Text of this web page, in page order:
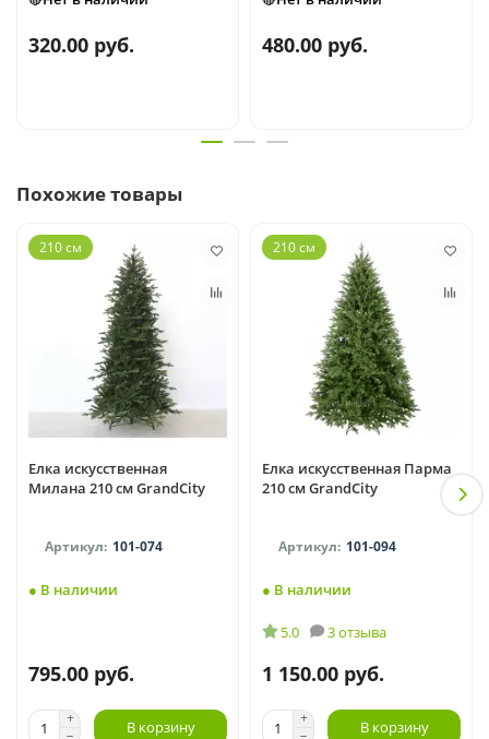
320.00 руб. 480.00 руб.
Похожие товары
210 см
Елка искусственная
Милана 210 см GrandCity
101-074
● В наличии
795.00 руб.
В корзину
210 см
Елка искусственная Парма
210 см GrandCity
101-094
● В наличии
5.0 3 отзыва
1 150.00 руб.
В корзину